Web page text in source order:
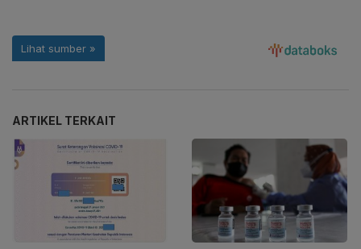
ARTIKEL TERKAIT